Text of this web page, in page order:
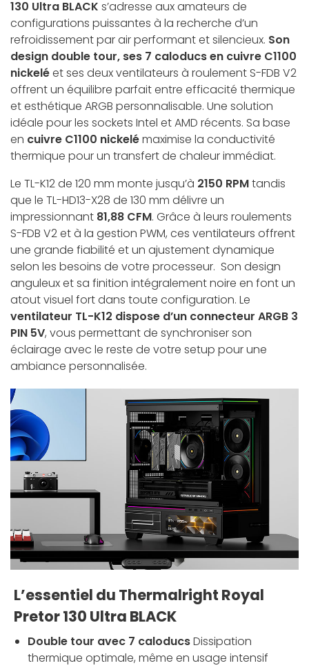
130 Ultra BLACK s’adresse aux amateurs de
configurations puissantes à la recherche d’un
refroidissement par air performant et silencieux. Son
design double tour, ses 7 caloducs en cuivre C1100
nickeléet ses deux ventilateurs à roulement S-FDB V2
offrent un équilibre parfait entre efficacité thermique
et esthétique ARGB personnalisable. Une solution
idéale pour les sockets Intel et AMD récents. Sa base
en cuivre C1100 nickelémaximise la conductivité
thermique pour un transfert de chaleur immédiat.
Le TL-K12 de 120 mm monte jusqu’à 2150 RPMtandis
que le TL-HD13-X28 de 130 mm délivre un
impressionnant 81,88 CFM. Grâce à leurs roulements
S-FDB V2 et à la gestion PWM, ces ventilateurs offrent
une grande fiabilité et un ajustement dynamique
selon les besoins de votre processeur. Son design
anguleux et sa finition intégralement noire en font un
atout visuel fort dans toute configuration. Le
ventilateur TL-K12 dispose d’un connecteur ARGB 3
PIN 5V, vous permettant de synchroniser son
éclairage avec le reste de votre setup pour une
ambiance personnalisée.
L’essentiel du Thermalright Royal
Pretor 130 Ultra BLACK
Double tour avec 7 caloducsDissipation
thermique optimale, même en usage intensif